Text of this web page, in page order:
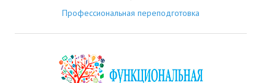
Профессиональная переподготовка